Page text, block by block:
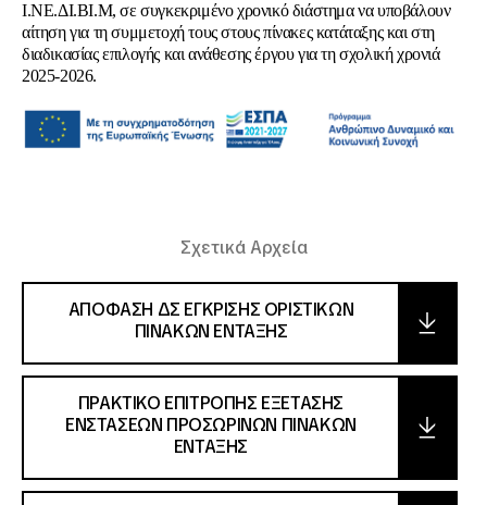
Ι.ΝΕ.ΔΙ.ΒΙ.Μ, σε συγκεκριμένο χρονικό διάστημα να υποβάλουν
αίτηση για τη συμμετοχή τους στους πίνακες κατάταξης και στη
διαδικασίας επιλογής και ανάθεσης έργου για τη σχολική χρονιά
2025-2026.
Σχετικά Αρχεία
ΑΠΟΦΑΣΗ ΔΣ ΕΓΚΡΙΣΗΣ ΟΡΙΣΤΙΚΩΝ
ΠΙΝΑΚΩΝ ΕΝΤΑΞΗΣ
ΠΡΑΚΤΙΚΟ ΕΠΙΤΡΟΠΗΣ ΕΞΕΤΑΣΗΣ
ΕΝΣΤΑΣΕΩΝ ΠΡΟΣΩΡΙΝΩΝ ΠΙΝΑΚΩΝ
ΕΝΤΑΞΗΣ